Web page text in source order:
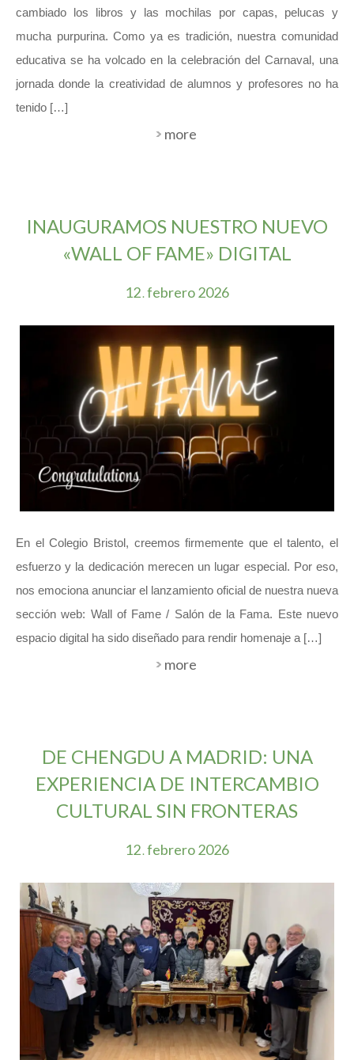
cambiado los libros y las mochilas por capas, pelucas y
mucha purpurina. Como ya es tradición, nuestra comunidad
educativa se ha volcado en la celebración del Carnaval, una
jornada donde la creatividad de alumnos y profesores no ha
tenido […]
more
INAUGURAMOS NUESTRO NUEVO
«WALL OF FAME» DIGITAL
12. febrero2026
En el Colegio Bristol, creemos firmemente que el talento, el
esfuerzo y la dedicación merecen un lugar especial. Por eso,
nos emociona anunciar el lanzamiento oficial de nuestra nueva
sección web: Wall of Fame / Salón de la Fama. Este nuevo
espacio digital ha sido diseñado para rendir homenaje a […]
more
DE CHENGDU A MADRID: UNA
EXPERIENCIA DE INTERCAMBIO
CULTURAL SIN FRONTERAS
12. febrero2026